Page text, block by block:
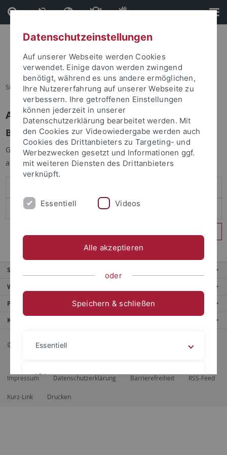
Direkt
zum
Inhalt
Direkt
zur
Fußleiste
Sie sind hier: Startseite
Anmelden
Benutzeranmeldung
Geben Sie Ihren Benutzernamen und Ihr Passwort an um sich
anzumelden:
Service
Weitere Angebote
Portale
Kontaktinfo
© 2026 Eberhard Karls Universität Tübingen, Tübingen
Impressum Datenschutzerklärung Barrierefreiheit RSS-Feed
Kurz-Link Drucken
Datenschutzeinstellungen
Auf unserer Webseite werden Cookies
verwendet. Einige davon werden zwingend
benötigt, während es uns andere ermöglichen,
Ihre Nutzererfahrung auf unserer Webseite zu
verbessern. Ihre getroffenen Einstellungen
können jederzeit in unserer
Datenschutzerklärung bearbeitet werden. Mit
den Cookies zur Videowiedergabe werden auch
Cookies des Drittanbieters zu Targeting- und
Werbezwecken gesetzt und Informationen ggf.
mit weiteren Diensten des Drittanbieters
verknüpft.
Essentiell Videos
Alle akzeptieren
oder
Speichern & schließen
Essentiell
Videos